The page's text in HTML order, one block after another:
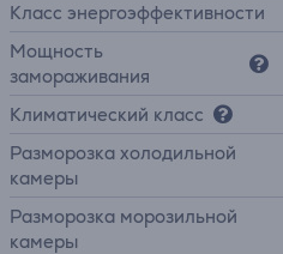
Класс энергоэффективности
Мощность
замораживания
Климатический класс
Разморозка холодильной
камеры
Разморозка морозильной
камеры